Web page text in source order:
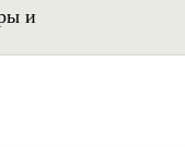
и